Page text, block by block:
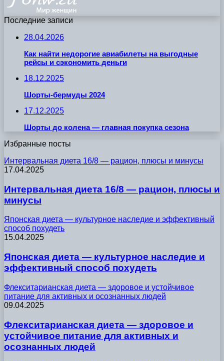
Последние записи
28.04.2026
Как найти недорогие авиабилеты на выгодные
рейсы и сэкономить деньги
18.12.2025
Шорты-бермуды 2024
17.12.2025
Шорты до колена — главная покупка сезона
Избранные посты
Интервальная диета 16/8 — рацион, плюсы и минусы
17.04.2025
Интервальная диета 16/8 — рацион, плюсы и
минусы
Японская диета — культурное наследие и эффективный
способ похудеть
15.04.2025
Японская диета — культурное наследие и
эффективный способ похудеть
Флекситарианская диета — здоровое и устойчивое
питание для активных и осознанных людей
09.04.2025
Флекситарианская диета — здоровое и
устойчивое питание для активных и
осознанных людей